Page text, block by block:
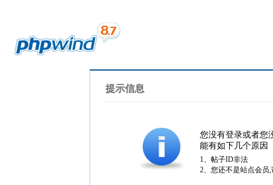
提示信息
您没有登录或者您
能有如下几个原因
1、帖子ID非法
2、您还不是站点会员